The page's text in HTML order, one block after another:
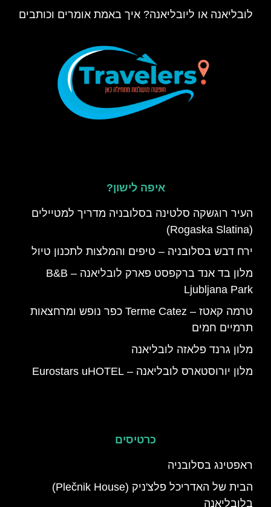
לובליאנה או ליובליאנה? איך באמת אומרים וכותבים
איפה לישון?
העיר רוגשקה סלטינה בסלובניה מדריך למטיילים
(Rogaska Slatina)
ירח דבש בסלובניה – טיפים והמלצות לתכנון טיול
מלון בד אנד ברקפסט פארק לובליאנה – B&B
Ljubljana Park
טרמה קאטז – Terme Catez כפר נופש ומרחצאות
תרמיים חמים
מלון גרנד פלאזה לובליאנה
מלון יורוסטארס לובליאנה – Eurostars uHOTEL
כרטיסים
ראפטינג בסלובניה
הבית של האדריכל פלצ'ניק (Plečnik House)
בלובליאנה